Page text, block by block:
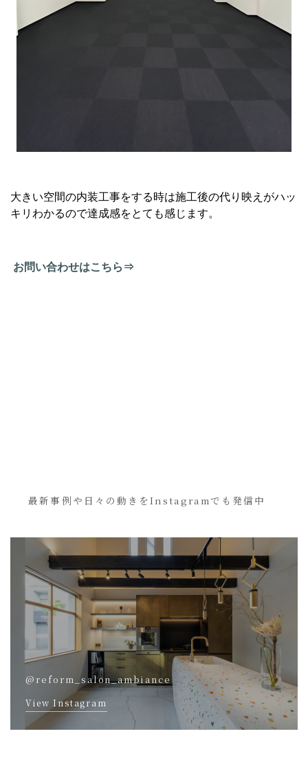
大きい空間の内装工事をする時は施工後の代り映えがハッ
キリわかるので達成感をとても感じます。
お問い合わせはこちら⇒
最新事例や日々の動きをInstagramでも発信中
@reform_salon_ambiance
View Instagram